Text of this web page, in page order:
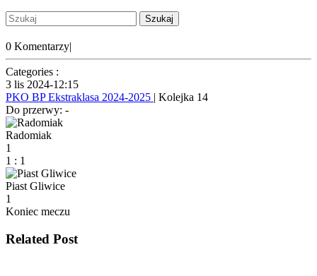
Close
Menu
Szukaj:
Account
0 Komentarzy|
Categories :
3 lis 2024-12:15
PKO BP Ekstraklasa 2024-2025 | Kolejka 14
Do przerwy: -
Radomiak
1
1 : 1
Piast Gliwice
1
Koniec meczu
Related Post